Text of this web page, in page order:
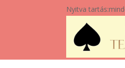
Nyitva tartás: